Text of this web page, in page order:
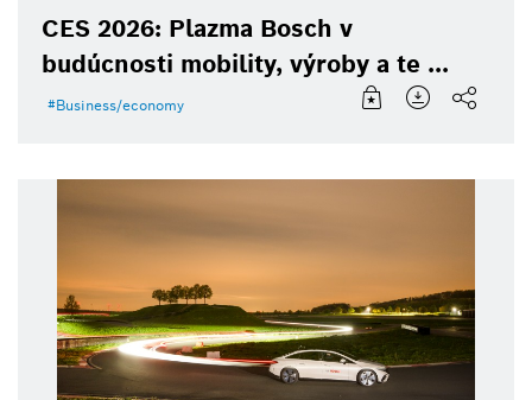
CES 2026: Plazma Bosch v
budúcnosti mobility, výroby a te ...
Business/economy